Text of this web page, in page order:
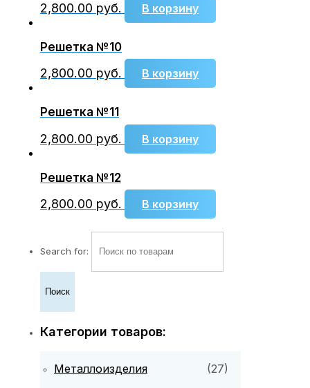
2,800.00 руб. В корзину
Решетка №10
2,800.00 руб. В корзину
Решетка №11
2,800.00 руб. В корзину
Решетка №12
2,800.00 руб. В корзину
Search for:
Категории товаров:
Металлоизделия
(27)